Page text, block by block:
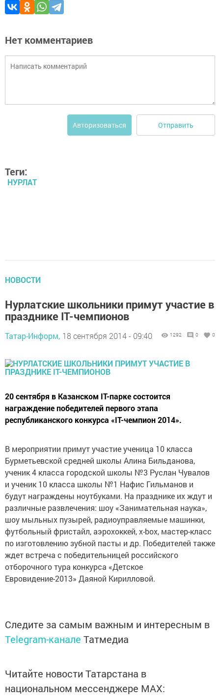
Нет комментариев
Авторизоваться Отправить
Теги:
НУРЛАТ
НОВОСТИ
Нурлатские школьники примут участие в
празднике IT-чемпионов
Татар-Информ, 18 сентября 2014 - 09:40 1292 0 0
20 сентября в Казанском IT-парке состоится
награждение победителей первого этапа
республиканского конкурса «IT-чемпион 2014».
В мероприятии примут участие ученица 10 класса
Бурметьевской средней школы Алина Бильданова,
ученик 4 класса городской школы №3 Руслан Чувалов
и ученик 10 класса школы №1 Нафис Гильманов и
будут награждены ноутбуками. На празднике их ждут и
различные развлечения: шоу «Занимательная наука»,
шоу мыльных пузырей, радиоуправляемые машинки,
футбольный фристайл, аэрохоккей, х-bох, мастер-класс
по изготовлению зубной пасты и др. Победителей также
ждет встреча с победительницей российского
отборочного тура конкурса «Детское
Евровидение-2013» Даяной Кирилловой.
Следите за самым важным и интересным в
Telegram-канале Татмедиа
Читайте новости Татарстана в
национальном мессенджере MАХ: